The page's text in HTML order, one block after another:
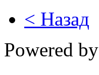
< Назад
Powered by